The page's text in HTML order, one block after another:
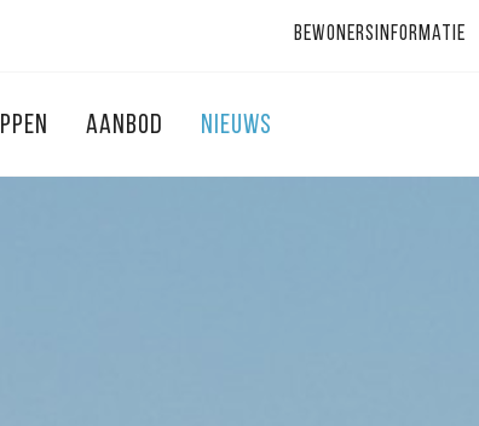
Bewonersinformatie
AANBOD NIEUWS